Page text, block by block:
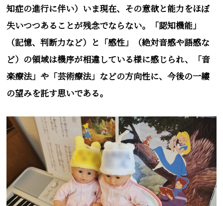
知症の進行に伴い）いま現在、その意欲と能力をほぼ
失いつつあることが残念でならない。「認知機能」
（記憶、判断力など）と「感性」（絶対音感や語感な
ど）の領域は機序が相違している様に感じられ、「音
楽療法」や「芸術療法」などの方向性に、今後の一縷
の望みを託す思いである。